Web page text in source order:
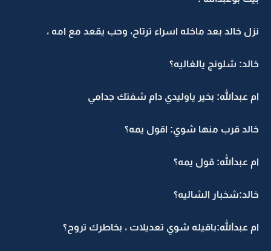
نزل خالد بعد ماخله اسراء ترتاح، وحب يقعد مع امه ،
خالد: شلونج يالغاليه؟
ام عبدالله: بخير ياوليدي دام شفتك جدامي
خالد قرب منها شوي: اقول يمه؟
ام عبدالله: قول يمه؟
خالد:شخبار الشاليه؟
ام عبدالله:باقيله شوي تعديلات ، بخاطرك تروح؟